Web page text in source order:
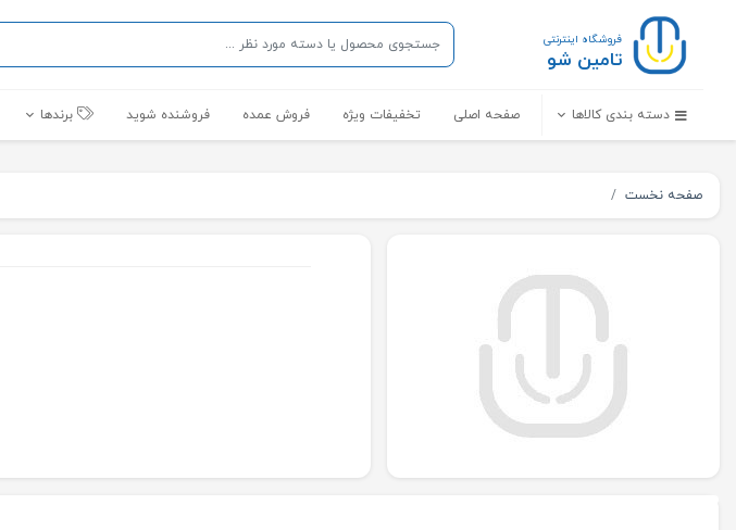
فروشگاه اینترنتی
تامین شو
دسته بندی کالاها صفحه اصلی تخفیفات ویژه فروش عمده فروشنده شوید برندها
صفحه نخست